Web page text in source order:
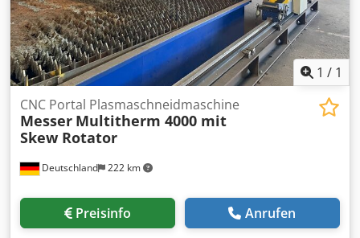
1 / 1
Deutschland 222 km
CNC Portal Plasmaschneidmaschine
Messer Multitherm 4000 mit
Skew Rotator
Preisinfo Anrufen